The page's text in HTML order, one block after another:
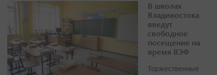
В школах
Владивостока
введут
свободное
посещение на
время ВЭФ
Торжественные